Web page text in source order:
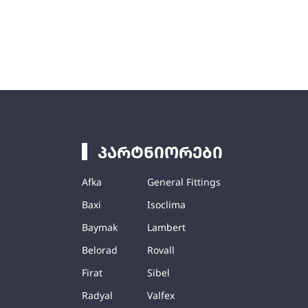
პარტნიორები
Afka
Baxi
Baymak
Belorad
Firat
Radyal
General Fittings
Isoclima
Lambert
Rovall
Sibel
Valfex